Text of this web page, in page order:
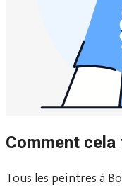
Comment
Tous les peintres à